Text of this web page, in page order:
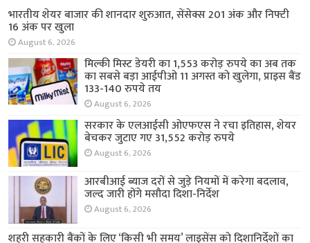
भारतीय शेयर बाजार की शानदार शुरुआत, सेंसेक्स 201 अंक और निफ्टी
16 अंक पर खुला
August 6, 2026
मिल्की मिस्ट डेयरी का 1,553 करोड़ रुपये का अब तक
का सबसे बड़ा आईपीओ 11 अगस्त को खुलेगा, प्राइस बैंड
133-140 रुपये तय
August 6, 2026
सरकार के एलआईसी ओएफएस ने रचा इतिहास, शेयर
बेचकर जुटाए गए 31,552 करोड़ रुपये
August 6, 2026
आरबीआई ब्याज दरों से जुड़े नियमों में करेगा बदलाव,
जल्द जारी होंगे मसौदा दिशा-निर्देश
August 6, 2026
शहरी सहकारी बैंकों के लिए ‘किसी भी समय’ लाइसेंस को दिशानिर्देशों का